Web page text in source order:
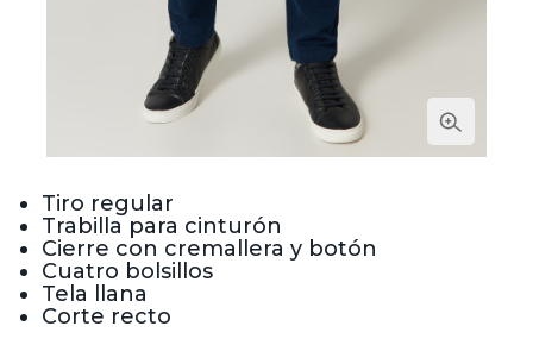
Tiro regular
Trabilla para cinturón
Cierre con cremallera y botón
Cuatro bolsillos
Tela llana
Corte recto